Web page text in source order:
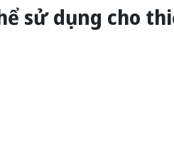
sử dụng cho